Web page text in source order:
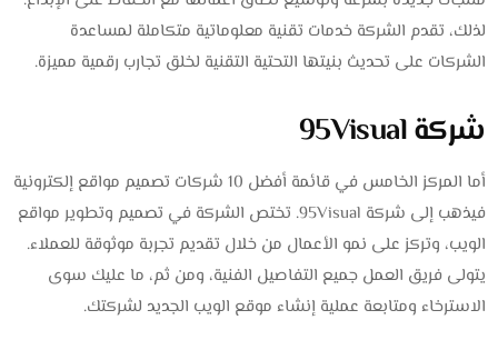
لذلك، تقدم الشركة خدمات تقنية معلوماتية متكاملة لمساعدة
الشركات على تحديث بنيتها التحتية التقنية لخلق تجارب رقمية مميزة.
شركة 95Visual
أما المركز الخامس في قائمة أفضل 10 شركات تصميم مواقع إلكترونية
فيذهب إلى شركة 95Visual. تختص الشركة في تصميم وتطوير مواقع
الويب، وتركز على نمو الأعمال من خلال تقديم تجربة موثوقة للعملاء.
يتولى فريق العمل جميع التفاصيل الفنية، ومن ثم، ما عليك سوى
الاسترخاء ومتابعة عملية إنشاء موقع الويب الجديد لشركتك.